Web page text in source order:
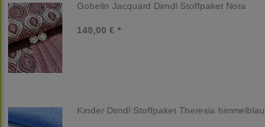
Gobelin Jacquard Dirndl Stoffpaket Nora
140,00 € *
Kinder Dirndl Stoffpaket Theresia himmelblau